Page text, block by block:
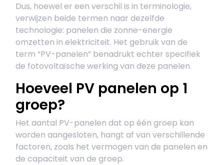
Dus, hoewel er een verschil is in terminologie,
verwijzen beide termen naar dezelfde
technologie: panelen die zonne-energie
omzetten in elektriciteit. Het gebruik van de
term “PV-panelen” benadrukt echter specifiek
de fotovoltaïsche werking van deze panelen.
Hoeveel PV panelen op 1
groep?
Het aantal PV-panelen dat op één groep kan
worden aangesloten, hangt af van verschillende
factoren, zoals het vermogen van de panelen en
de capaciteit van de groep.